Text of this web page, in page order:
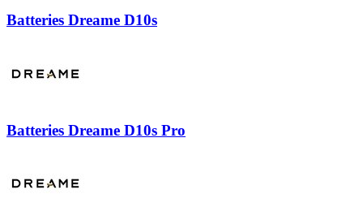
Batteries Dreame D10s
Batteries Dreame D10s Pro